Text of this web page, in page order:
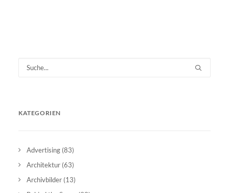
KATEGORIEN
Advertising (83)
Architektur (63)
Archivbilder (13)